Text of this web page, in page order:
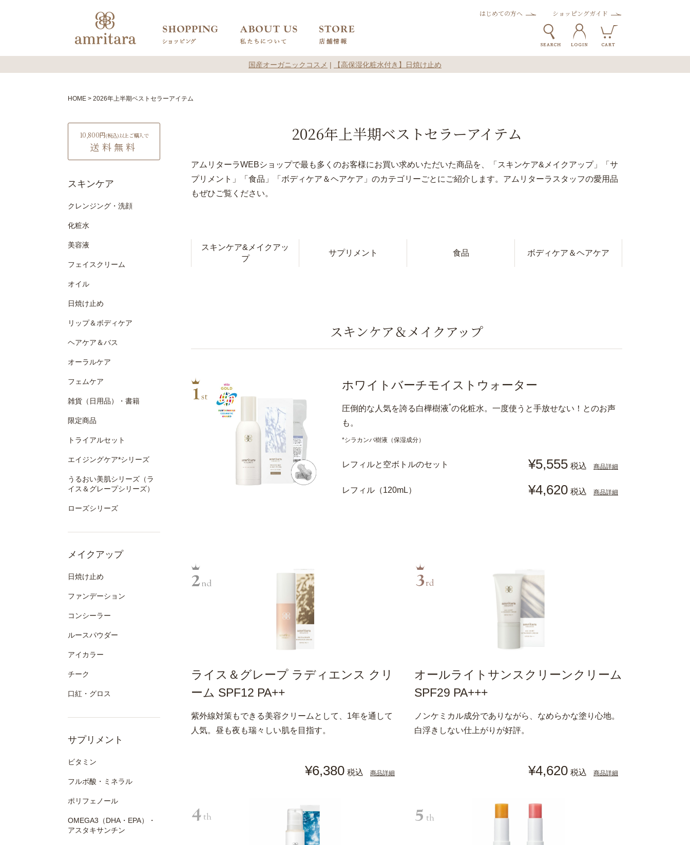
はじめての方へ ショッピングガイド
国産オーガニックコスメ | 【高保湿化粧水付き】日焼け止め
HOME 2026年上半期ベストセラーアイテム
10,800円(税込)以上ご購入で
送料無料
スキンケア
クレンジング・洗顔
化粧水
美容液
フェイスクリーム
オイル
日焼け止め
リップ＆ボディケア
ヘアケア＆バス
オーラルケア
フェムケア
雑貨（日用品）・書籍
限定商品
トライアルセット
エイジングケア*シリーズ
うるおい美肌シリーズ（ラ
イス＆グレープシリーズ）
ローズシリーズ
メイクアップ
日焼け止め
ファンデーション
コンシーラー
ルースパウダー
アイカラー
チーク
口紅・グロス
サプリメント
ビタミン
フルボ酸・ミネラル
ポリフェノール
OMEGA3（DHA・EPA）・
アスタキサンチン
2026年上半期ベストセラーアイテム
アムリターラWEBショップで最も多くのお客様にお買い求めいただいた商品を、「スキンケア&メイクアップ」「サ
プリメント」「食品」「ボディケア＆ヘアケア」のカテゴリーごとにご紹介します。アムリターラスタッフの愛用品
もぜひご覧ください。
スキンケア&メイクアッ
プ
サプリメント 食品 ボディケア＆ヘアケア
スキンケア＆メイクアップ
ホワイトバーチモイストウォーター
圧倒的な人気を誇る白樺樹液*の化粧水。一度使うと手放せない！とのお声
も。
*シラカンバ樹液（保湿成分）
レフィルと空ボトルのセット ¥5,555 税込 商品詳細
レフィル（120mL） ¥4,620 税込 商品詳細
ライス＆グレープ ラディエンス クリ
ーム SPF12 PA++
紫外線対策もできる美容クリームとして、1年を通して
人気。昼も夜も瑞々しい肌を目指す。
¥6,380 税込 商品詳細
オールライトサンスクリーンクリーム
SPF29 PA+++
ノンケミカル成分でありながら、なめらかな塗り心地。
白浮きしない仕上がりが好評。
¥4,620 税込 商品詳細